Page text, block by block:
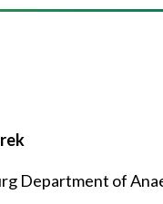
Department of